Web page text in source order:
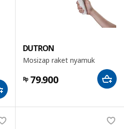
DUTRON
Mosizap raket nyamuk
Rp 79.900